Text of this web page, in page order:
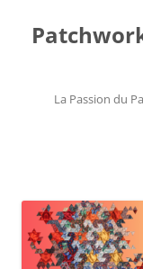
La Passion du